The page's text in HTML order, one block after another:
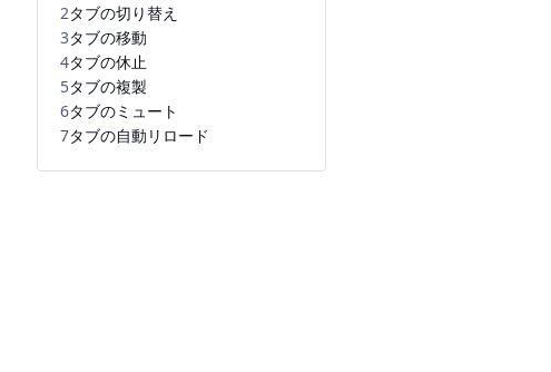
2タブの切り替え
3タブの移動
4タブの休止
5タブの複製
6タブのミュート
7タブの自動リロード